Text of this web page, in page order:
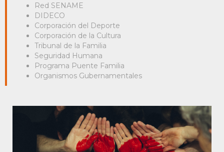
Red SENAME
DIDECO
Corporación del Deporte
Corporación de la Cultura
Tribunal de la Familia
Seguridad Humana
Programa Puente Familia
Organismos Gubernamentales